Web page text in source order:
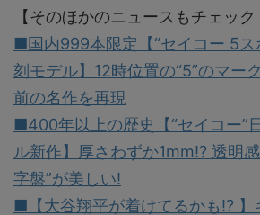
【そのほかのニュースもチェック
■国内999本限定【“セイコー 5ス
刻モデル】12時位置の“5”のマー
前の名作を再現
■400年以上の歴史【“セイコー”
ル新作】厚さわずか1mm!? 透明
字盤”が美しい!
■【大谷翔平が着けてるかも!? 】